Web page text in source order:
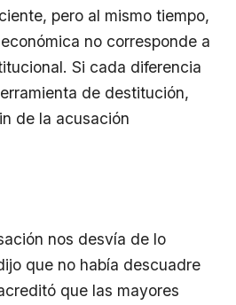
pero al mismo tiempo,
no corresponde a
Si cada diferencia
de destitución,
de la acusación
nos desvía de lo
que no había descuadre
que las mayores